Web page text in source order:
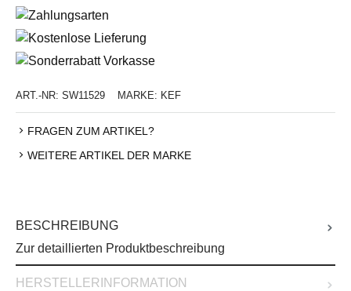
ART.-NR: SW11529 MARKE: KEF
FRAGEN ZUM ARTIKEL?
WEITERE ARTIKEL DER MARKE
BESCHREIBUNG
Zur detaillierten Produktbeschreibung
HERSTELLERINFORMATION